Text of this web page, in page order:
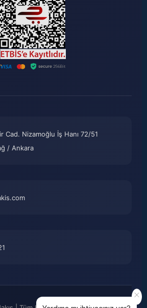
Cad. Nizamoğlu İş Hanı 72/51
/ Ankara